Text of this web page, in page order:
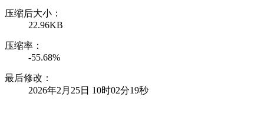
压缩后大小：
22.96KB
压缩率：
-55.68%
最后修改：
2026年2月25日 10时02分19秒